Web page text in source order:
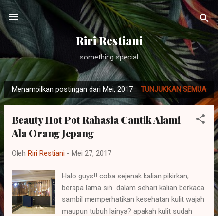
Langsung ke konten utama
Riri Restiani
something special
P
o
Menampilkan postingan dari Mei, 2017 TUNJUKKAN SEMUA
Beauty Hot Pot Rahasia Cantik Alami
Ala Orang Jepang
Oleh Riri Restiani - Mei 27, 2017
Halo guys!! coba sejenak kalian pikirkan,
berapa lama sih dalam sehari kalian berkaca
sambil memperhatikan kesehatan kulit wajah
maupun tubuh lainya? apakah kulit sudah